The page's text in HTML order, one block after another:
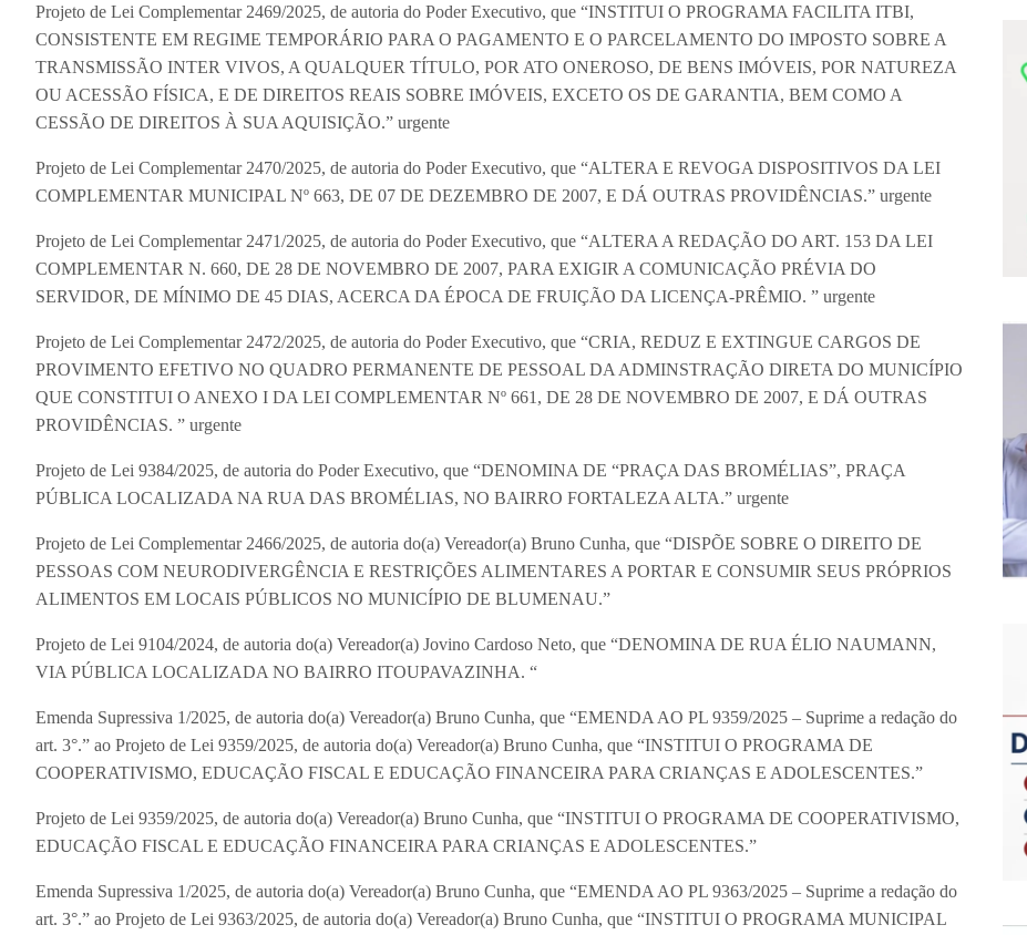
Projeto de Lei Complementar 2469/2025, de autoria do Poder Executivo, que “INSTITUI O PROGRAMA FACILITA ITBI,
CONSISTENTE EM REGIME TEMPORÁRIO PARA O PAGAMENTO E O PARCELAMENTO DO IMPOSTO SOBRE A
TRANSMISSÃO INTER VIVOS, A QUALQUER TÍTULO, POR ATO ONEROSO, DE BENS IMÓVEIS, POR NATUREZA
OU ACESSÃO FÍSICA, E DE DIREITOS REAIS SOBRE IMÓVEIS, EXCETO OS DE GARANTIA, BEM COMO A
CESSÃO DE DIREITOS À SUA AQUISIÇÃO.” urgente
Projeto de Lei Complementar 2470/2025, de autoria do Poder Executivo, que “ALTERA E REVOGA DISPOSITIVOS DA LEI
COMPLEMENTAR MUNICIPAL Nº 663, DE 07 DE DEZEMBRO DE 2007, E DÁ OUTRAS PROVIDÊNCIAS.” urgente
Projeto de Lei Complementar 2471/2025, de autoria do Poder Executivo, que “ALTERA A REDAÇÃO DO ART. 153 DA LEI
COMPLEMENTAR N. 660, DE 28 DE NOVEMBRO DE 2007, PARA EXIGIR A COMUNICAÇÃO PRÉVIA DO
SERVIDOR, DE MÍNIMO DE 45 DIAS, ACERCA DA ÉPOCA DE FRUIÇÃO DA LICENÇA-PRÊMIO. ” urgente
Projeto de Lei Complementar 2472/2025, de autoria do Poder Executivo, que “CRIA, REDUZ E EXTINGUE CARGOS DE
PROVIMENTO EFETIVO NO QUADRO PERMANENTE DE PESSOAL DA ADMINSTRAÇÃO DIRETA DO MUNICÍPIO
QUE CONSTITUI O ANEXO I DA LEI COMPLEMENTAR Nº 661, DE 28 DE NOVEMBRO DE 2007, E DÁ OUTRAS
PROVIDÊNCIAS. ” urgente
Projeto de Lei 9384/2025, de autoria do Poder Executivo, que “DENOMINA DE “PRAÇA DAS BROMÉLIAS”, PRAÇA
PÚBLICA LOCALIZADA NA RUA DAS BROMÉLIAS, NO BAIRRO FORTALEZA ALTA.” urgente
Projeto de Lei Complementar 2466/2025, de autoria do(a) Vereador(a) Bruno Cunha, que “DISPÕE SOBRE O DIREITO DE
PESSOAS COM NEURODIVERGÊNCIA E RESTRIÇÕES ALIMENTARES A PORTAR E CONSUMIR SEUS PRÓPRIOS
ALIMENTOS EM LOCAIS PÚBLICOS NO MUNICÍPIO DE BLUMENAU.”
Projeto de Lei 9104/2024, de autoria do(a) Vereador(a) Jovino Cardoso Neto, que “DENOMINA DE RUA ÉLIO NAUMANN,
VIA PÚBLICA LOCALIZADA NO BAIRRO ITOUPAVAZINHA. “
Emenda Supressiva 1/2025, de autoria do(a) Vereador(a) Bruno Cunha, que “EMENDA AO PL 9359/2025 – Suprime a redação do
art. 3°.” ao Projeto de Lei 9359/2025, de autoria do(a) Vereador(a) Bruno Cunha, que “INSTITUI O PROGRAMA DE
COOPERATIVISMO, EDUCAÇÃO FISCAL E EDUCAÇÃO FINANCEIRA PARA CRIANÇAS E ADOLESCENTES.”
Projeto de Lei 9359/2025, de autoria do(a) Vereador(a) Bruno Cunha, que “INSTITUI O PROGRAMA DE COOPERATIVISMO,
EDUCAÇÃO FISCAL E EDUCAÇÃO FINANCEIRA PARA CRIANÇAS E ADOLESCENTES.”
Emenda Supressiva 1/2025, de autoria do(a) Vereador(a) Bruno Cunha, que “EMENDA AO PL 9363/2025 – Suprime a redação do
art. 3°.” ao Projeto de Lei 9363/2025, de autoria do(a) Vereador(a) Bruno Cunha, que “INSTITUI O PROGRAMA MUNICIPAL